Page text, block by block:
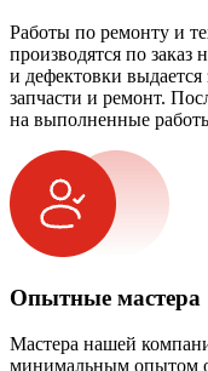
Работы по ремонту и
производятся по заказ
и дефектовки
запчасти и ремонт.
на выполненные
Опытные мастера
Мастера нашей
минимальным опытом